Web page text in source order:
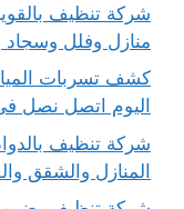
منازل وفلل وسجاد
اليوم اتصل نصل
المنازل والشقق